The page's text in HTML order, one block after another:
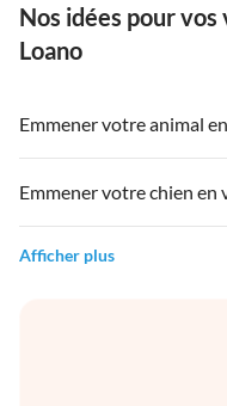
Nos idées pour vos
Loano
Emmener votre animal
Emmener votre chien en
Afficher plus